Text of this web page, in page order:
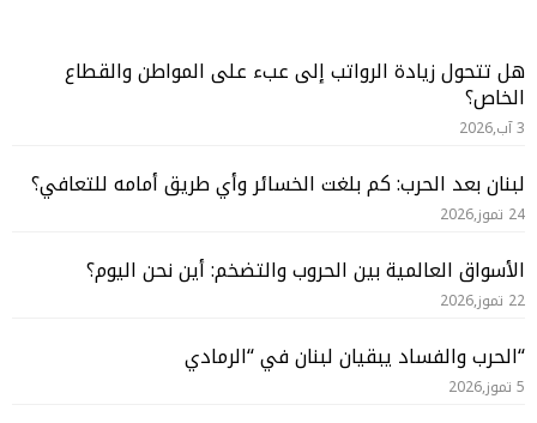
هل تتحول زيادة الرواتب إلى عبء على المواطن والقطاع
الخاص؟
3 آب,2026
لبنان بعد الحرب: كم بلغت الخسائر وأي طريق أمامه للتعافي؟
24 تموز,2026
الأسواق العالمية بين الحروب والتضخم: أين نحن اليوم؟
22 تموز,2026
“الحرب والفساد يبقيان لبنان في “الرمادي
5 تموز,2026